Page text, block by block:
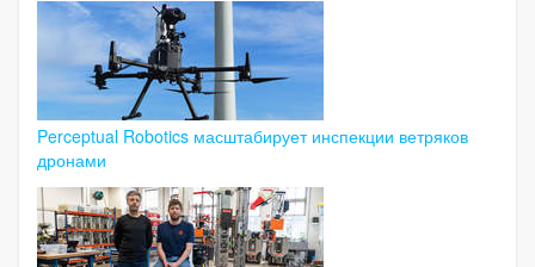
Perceptual Robotics масштабирует инспекции ветряков
дронами